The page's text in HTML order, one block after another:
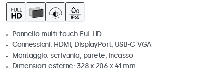
Pannello multi-touch Full HD
Connessioni: HDMI, DisplayPort, USB-C, VGA
Montaggio: scrivania, parete, incasso
Dimensioni esterne: 328 x 206 x 41 mm